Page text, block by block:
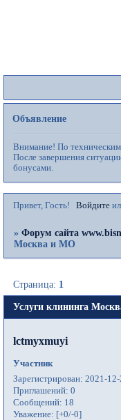
Объявление
Внимание! По
После завершения
бонусами.
Привет, Гость! Войдите
» Форум сайта
Москва и МО
Услуги клининга
Страница: 1
lctmyxmuyi
Участник
Зарегистрирован: 2021-12-
Приглашений: 0
Сообщений: 18
Уважение: [+0/-0]